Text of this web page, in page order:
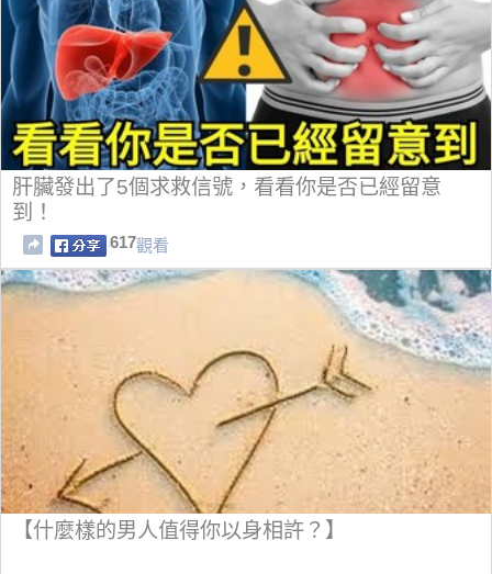
肝臟發出了5個求救信號，看看你是否已經留意
到！
617觀看
【什麼樣的男人值得你以身相許？】